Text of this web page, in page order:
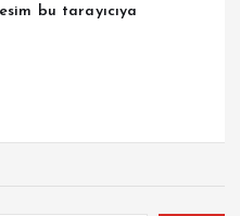
bu tarayıcıya